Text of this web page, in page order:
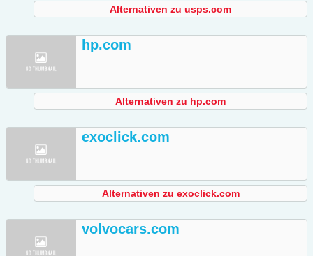
Alternativen zu usps.com
hp.com
Alternativen zu hp.com
exoclick.com
Alternativen zu exoclick.com
volvocars.com